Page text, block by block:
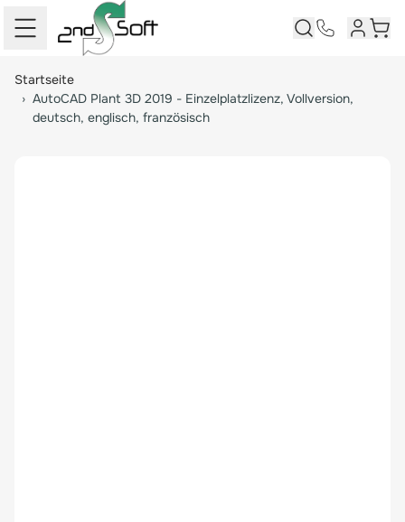
Startseite
› AutoCAD Plant 3D 2019 - Einzelplatzlizenz, Vollversion,
deutsch, englisch, französisch